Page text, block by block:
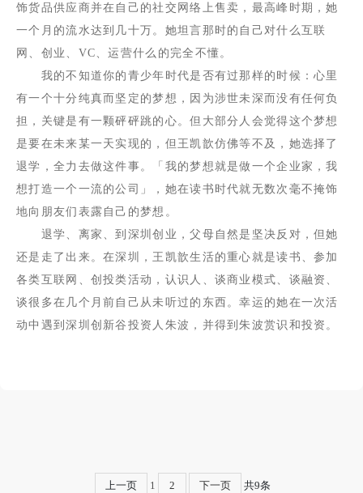
饰货品供应商并在自己的社交网络上售卖，最高峰时期，她
一个月的流水达到几十万。她坦言那时的自己对什么互联
网、创业、 VC 、运营什么的完全不懂。
我的不知道你的青少年时代是否有过那样的时候：心里
有一个十分纯真而坚定的梦想，因为涉世未深而没有任何负
担，关键是有一颗砰砰跳的心。但大部分人会觉得这个梦想
是要在未来某一天实现的，但王凯歆仿佛等不及，她选择了
退学，全力去做这件事。「我的梦想就是做一个企业家，我
想打造一个一流的公司」，她在读书时代就无数次毫不掩饰
地向朋友们表露自己的梦想。
退学、离家、到深圳创业，父母自然是坚决反对，但她
还是走了出来。在深圳，王凯歆生活的重心就是读书、参加
各类互联网、创投类活动，认识人、谈商业模式、谈融资、
谈很多在几个月前自己从未听过的东西。幸运的她在一次活
动中遇到深圳创新谷投资人朱波，并得到朱波赏识和投资。
上一页 1 2 下一页 共9条